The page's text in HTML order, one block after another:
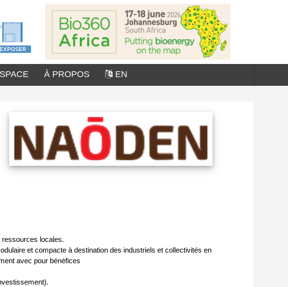
À PROPOS EN
ressources locales.
et compacte à destination des industriels et collectivités en
avec pour bénéfices